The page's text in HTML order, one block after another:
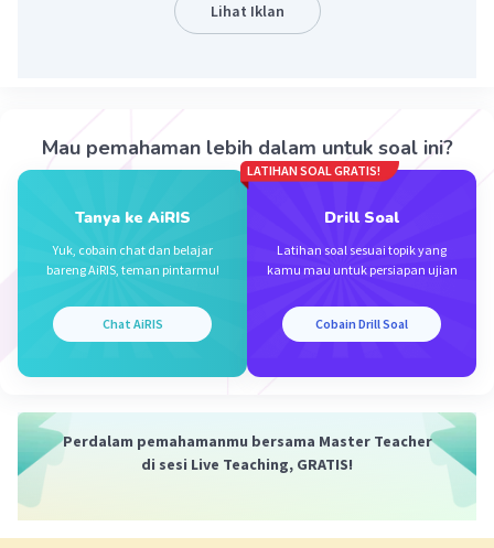
Iklan
Lihat Iklan
Mau pemahaman lebih dalam untuk soal ini?
Tanya ke AiRIS
Yuk, cobain chat dan belajar
bareng AiRIS, teman pintarmu!
Chat AiRIS
LATIHAN SOAL GRATIS!
Drill Soal
Latihan soal sesuai topik yang
kamu mau untuk persiapan ujian
Cobain Drill Soal
Perdalam pemahamanmu bersama Master Teacher
di sesi Live Teaching, GRATIS!